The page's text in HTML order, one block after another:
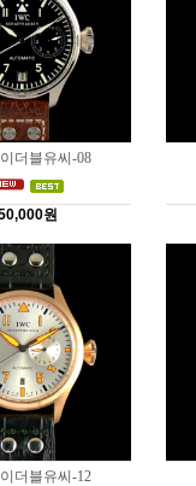
더블유씨-08
원
더블유씨-12